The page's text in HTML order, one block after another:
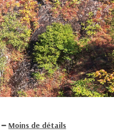
Moins de détails